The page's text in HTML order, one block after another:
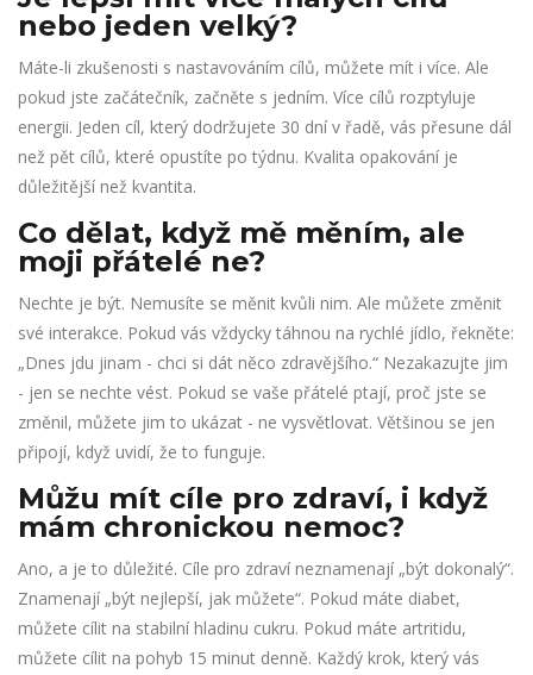
nebo jeden velký?
Máte-li zkušenosti s nastavováním cílů, můžete mít i více. Ale
pokud jste začátečník, začněte s jedním. Více cílů rozptyluje
energii. Jeden cíl, který dodržujete 30 dní v řadě, vás přesune dál
než pět cílů, které opustíte po týdnu. Kvalita opakování je
důležitější než kvantita.
Co dělat, když mě měním, ale
moji přátelé ne?
Nechte je být. Nemusíte se měnit kvůli nim. Ale můžete změnit
své interakce. Pokud vás vždycky táhnou na rychlé jídlo, řekněte:
„Dnes jdu jinam - chci si dát něco zdravějšího.“ Nezakazujte jim
- jen se nechte vést. Pokud se vaše přátelé ptají, proč jste se
změnil, můžete jim to ukázat - ne vysvětlovat. Většinou se jen
připojí, když uvidí, že to funguje.
Můžu mít cíle pro zdraví, i když
mám chronickou nemoc?
Ano, a je to důležité. Cíle pro zdraví neznamenají „být dokonalý“.
Znamenají „být nejlepší, jak můžete“. Pokud máte diabet,
můžete cílit na stabilní hladinu cukru. Pokud máte artritidu,
můžete cílit na pohyb 15 minut denně. Každý krok, který vás